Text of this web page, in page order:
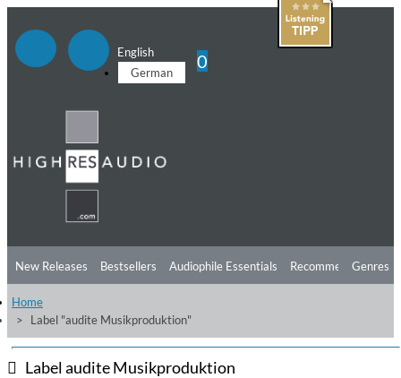
English
German
0
New Releases Bestsellers Audiophile Essentials Recommendations
Listening Tips
Free Sampler Videos
Genres
Home
Label "audite Musikproduktion"
Label audite Musikproduktion